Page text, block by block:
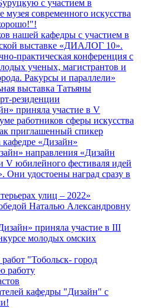
с участием в
современного искусства
нашей кафедры с участием в
выставке «ДИАЛОГ 10».
практическая конференция с
ученых, магистрантов и
Ракурсы и параллели»
выставка Татьяны
резиденции
приняла участие в V
работников сферы искусства
приглашенный спикер
«Дизайн»
направления «Дизайн
V юбилейного фестиваля идей
Они удостоены наград сразу в
улиц – 2022»
Наталью Александровну
приняла участие в III
молодых омских
"Тобольск- город
работу
кафедры "Дизайн" с